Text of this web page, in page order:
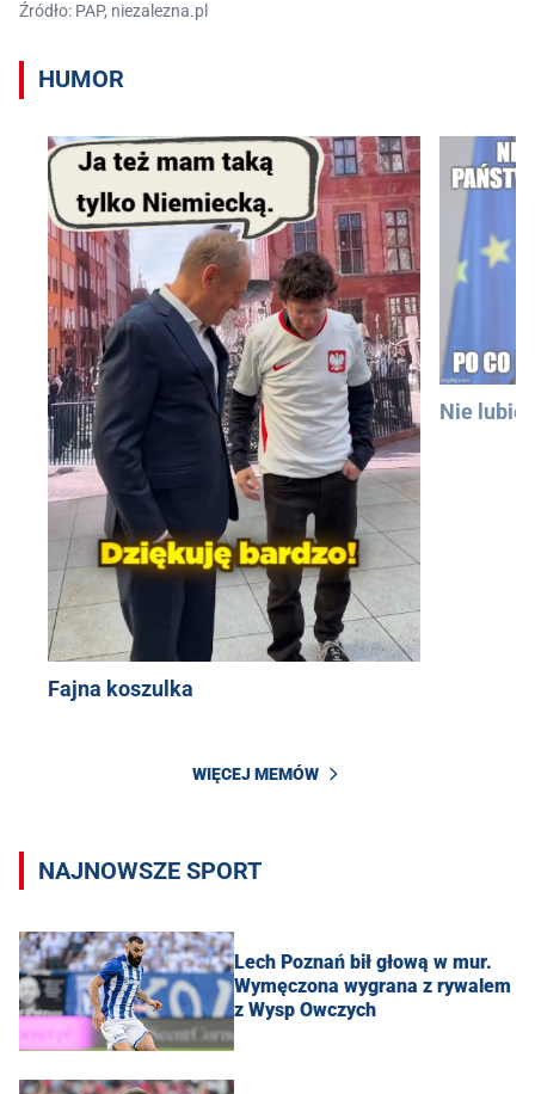
Źródło: PAP, niezalezna.pl
HUMOR
Fajna koszulka
Nie lubię
WIĘCEJ MEMÓW
NAJNOWSZE SPORT
Lech Poznań bił głową w mur.
Wymęczona wygrana z rywalem
z Wysp Owczych